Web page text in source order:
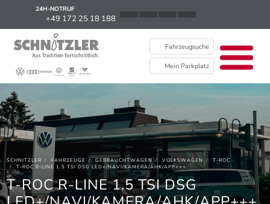
24H-NOTRUF
+49 172 25 18 188
Fahrzeugsuche
Mein Parkplatz
News
Kontakt / Standorte
Über uns
Newsletter
EU Data Act
SCHNITZLER FAHRZEUGE GEBRAUCHTWAGEN VOLKSWAGEN
T-ROC
T-ROC R-LINE 1.5 TSI DSG LED+/NAVI/KAMERA/AHK/APP+++
T-ROC R-LINE 1.5 TSI DSG